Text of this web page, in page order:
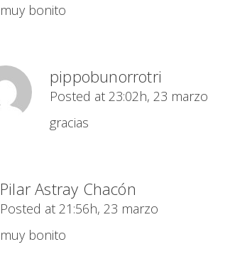
muy bonito
pippobunorrotri
Posted at 23:02h, 23 marzo
gracias
Pilar Astray Chacón
Posted at 21:56h, 23 marzo
muy bonito